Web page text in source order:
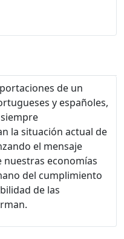
de un
y españoles,
la situación actual de
el mensaje
nuestras economías
del cumplimiento
de las